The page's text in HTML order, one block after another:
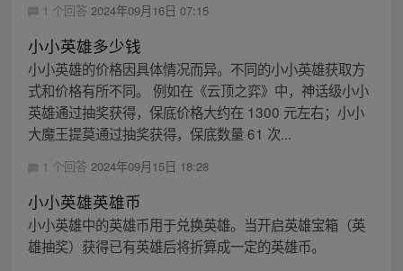
1 个回答 2024年09月16日 07:15
小小英雄多少钱
小小英雄的价格因具体情况而异。不同的小小英雄获取方
式和价格有所不同。 例如在《云顶之弈》中，神话级小小
英雄通过抽奖获得，保底价格大约在 1300 元左右；小小
大魔王提莫通过抽奖获得，保底数量 61 次...
1 个回答 2024年09月15日 18:28
小小英雄英雄币
小小英雄中的英雄币用于兑换英雄。当开启英雄宝箱（英
雄抽奖）获得已有英雄后将折算成一定的英雄币。